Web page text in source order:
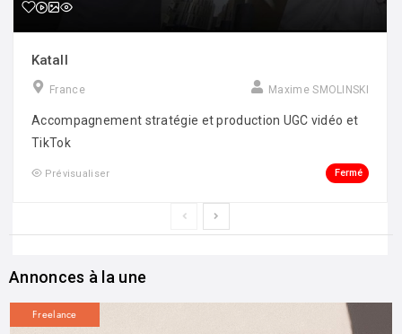
Katall
France Maxime SMOLINSKI
Accompagnement stratégie et production UGC vidéo et
TikTok
Prévisualiser Fermé
Annonces à la une
Freelance